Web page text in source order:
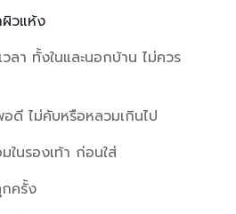
ผิวแห้ง
ลา ทั้งในและนอกบ้าน ไม่ควร
ดี ไม่คับหรือหลวมเกินไป
นรองเท้า ก่อนใส่
ครั้ง